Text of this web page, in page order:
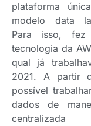
plataforma
modelo data
Para isso,
tecnologia da
qual já
2021. A partir
possível
dados de